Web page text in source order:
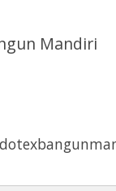
Mandiri